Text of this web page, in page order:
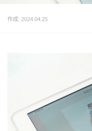
作成: 2024.04.25